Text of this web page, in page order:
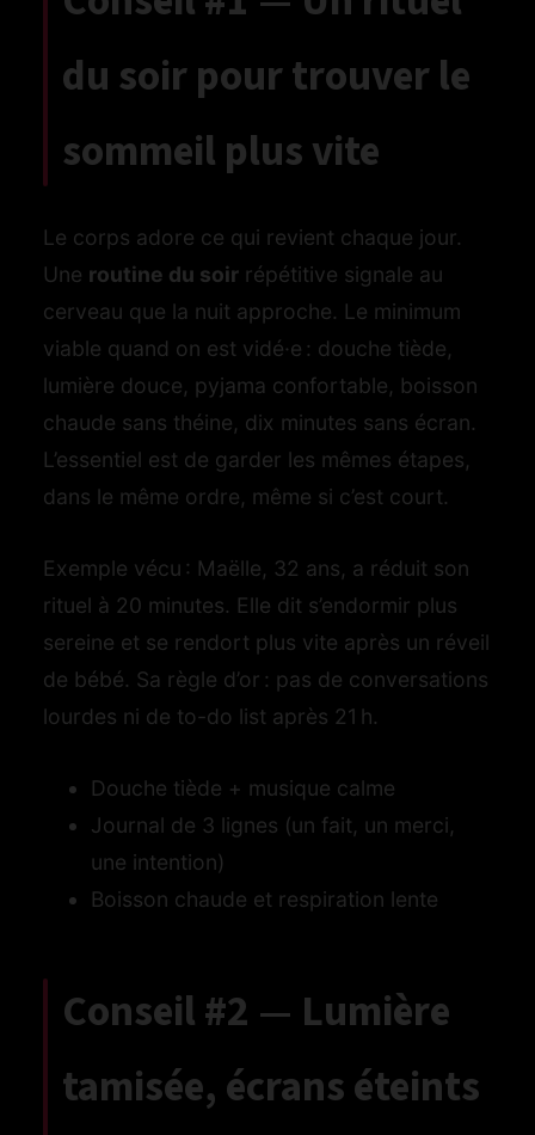
du soir pour trouver le
sommeil plus vite
Le corps adore ce qui revient chaque jour.
Une routine du soir répétitive signale au
cerveau que la nuit approche. Le minimum
viable quand on est vidé·e : douche tiède,
lumière douce, pyjama confortable, boisson
chaude sans théine, dix minutes sans écran.
L’essentiel est de garder les mêmes étapes,
dans le même ordre, même si c’est court.
Exemple vécu : Maëlle, 32 ans, a réduit son
rituel à 20 minutes. Elle dit s’endormir plus
sereine et se rendort plus vite après un réveil
de bébé. Sa règle d’or : pas de conversations
lourdes ni de to-do list après 21 h.
Douche tiède + musique calme
Journal de 3 lignes (un fait, un merci,
une intention)
Boisson chaude et respiration lente
Conseil #2 — Lumière
tamisée, écrans éteints